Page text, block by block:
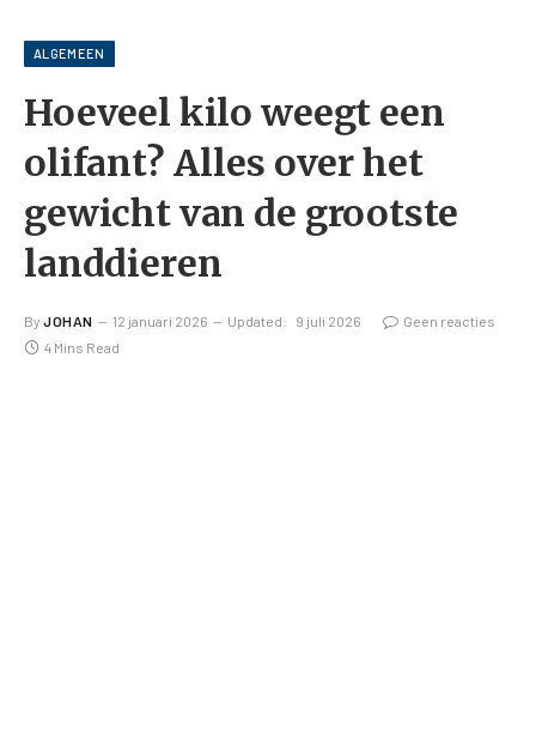
ALGEMEEN
Hoeveel kilo weegt een
olifant? Alles over het
gewicht van de grootste
landdieren
By JOHAN 12 januari 2026 Updated: 9 juli 2026
Geen reacties
4 Mins Read